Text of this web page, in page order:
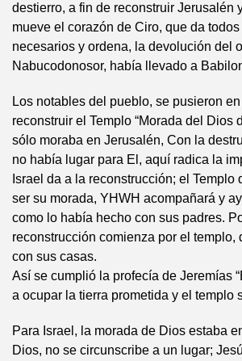
destierro, a fin de reconstruir Jerusalén
mueve el corazón de Ciro, que da
necesarios y ordena, la devolución del
Nabucodonosor, había llevado a
Los notables del pueblo, se pusieron
reconstruir el Templo “Morada del Dios
sólo moraba en Jerusalén, Con la
no había lugar para El, aquí radica la
Israel da a la reconstrucción; el Templo
ser su morada, YHWH acompañará y
como lo había hecho con sus padres.
reconstrucción comienza por el templo,
con sus casas.
Así se cumplió la profecía de Jeremías
a ocupar la tierra prometida y el templo
Para Israel, la morada de Dios estaba
Dios, no se circunscribe a un lugar;